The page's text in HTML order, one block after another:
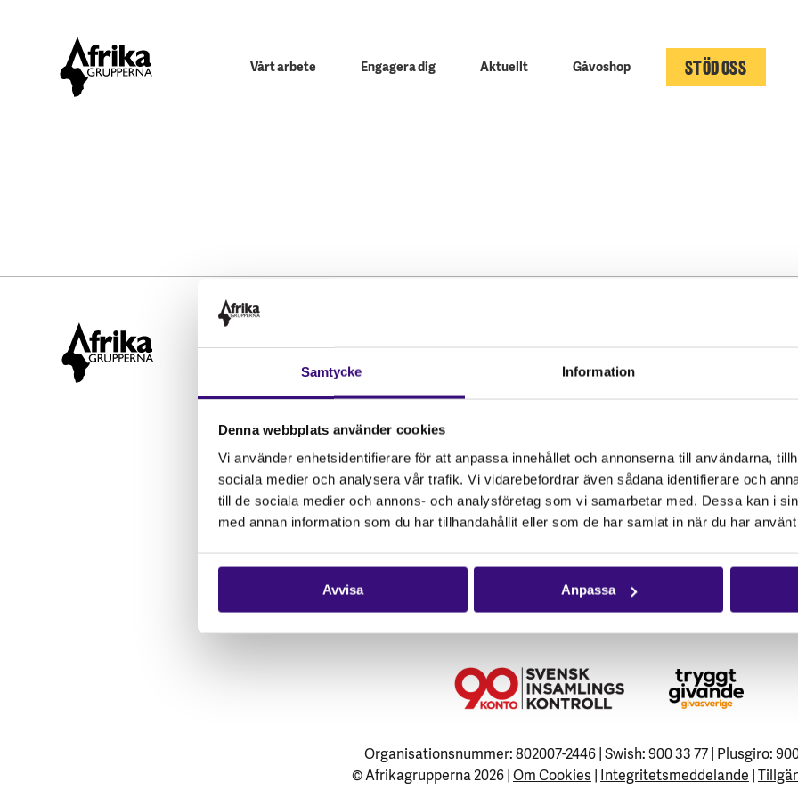
Samtycke Information
Denna webbplats använder cookies
Vi använder enhetsidentifierare för att anpassa innehållet och annonserna till användarna,
sociala medier och analysera vår trafik. Vi vidarebefordrar även sådana identifierare och
till de sociala medier och annons- och analysföretag som vi samarbetar med. Dessa kan i
med annan information som du har tillhandahållit eller som de har samlat in när du har
Avvisa Anpassa
Vårt arbete Engagera dig Aktuellt Gåvoshop STÖD OSS
STÖD OSS
Engagera dig
Vårt arbete
Gåvoshop
Pressrum
Instagram
Organisationsnummer: 802007-2446 | Swish: 900 33 77 | Plusgiro:
© Afrikagrupperna 2026 |Om Cookies | Integritetsmeddelande |